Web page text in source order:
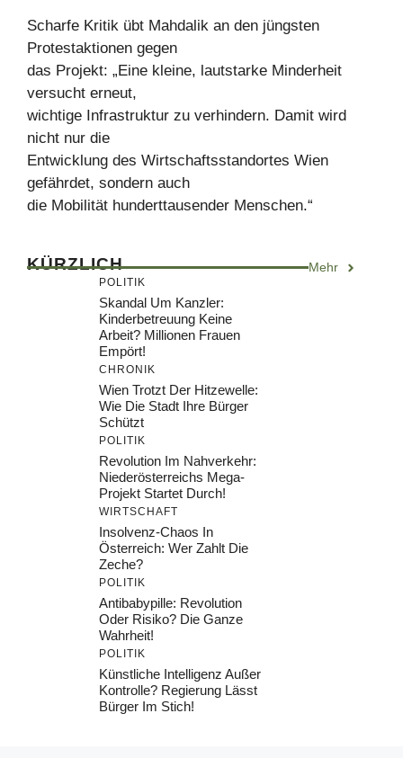
Scharfe Kritik übt Mahdalik an den jüngsten
Protestaktionen gegen
das Projekt: „Eine kleine, lautstarke Minderheit
versucht erneut,
wichtige Infrastruktur zu verhindern. Damit wird
nicht nur die
Entwicklung des Wirtschaftsstandortes Wien
gefährdet, sondern auch
die Mobilität hunderttausender Menschen.“
KÜRZLICH Mehr
POLITIK
Skandal Um Kanzler:
Kinderbetreuung Keine
Arbeit? Millionen Frauen
Empört!
CHRONIK
Wien Trotzt Der Hitzewelle:
Wie Die Stadt Ihre Bürger
Schützt
POLITIK
Revolution Im Nahverkehr:
Niederösterreichs Mega-
Projekt Startet Durch!
WIRTSCHAFT
Insolvenz-Chaos In
Österreich: Wer Zahlt Die
Zeche?
POLITIK
Antibabypille: Revolution
Oder Risiko? Die Ganze
Wahrheit!
POLITIK
Künstliche Intelligenz Außer
Kontrolle? Regierung Lässt
Bürger Im Stich!